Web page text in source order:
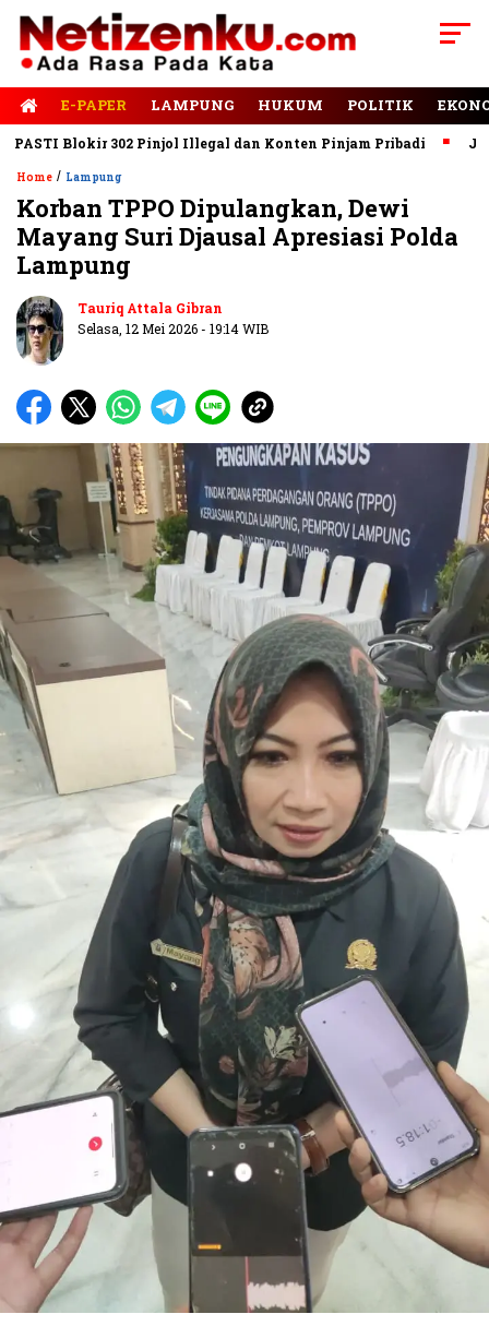
E-PAPER LAMPUNG HUKUM POLITIK
Blokir 302 Pinjol Illegal dan Konten Pinjam Pribadi Jalan
Home / Lampung
Korban TPPO Dipulangkan, Dewi
Mayang Suri Djausal Apresiasi Polda
Lampung
Tauriq Attala Gibran
Selasa, 12 Mei 2026 - 19:14 WIB